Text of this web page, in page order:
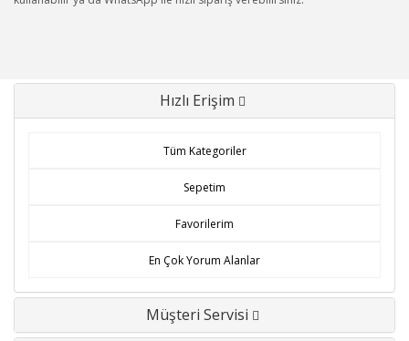
Hızlı Erişim
Tüm Kategoriler
Sepetim
Favorilerim
En Çok Yorum Alanlar
Müşteri Servisi